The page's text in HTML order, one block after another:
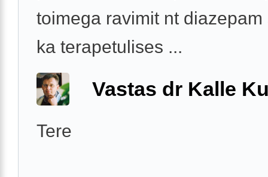
toimega ravimit nt diazepam
ka terapetulises ...
Vastas dr Kalle
Tere